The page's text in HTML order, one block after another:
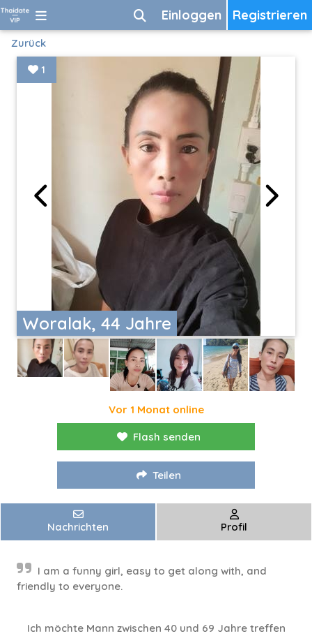
Registrieren
Einloggen
Zurück
Woralak, 44 Jahre
1
Vor 1 Monat online
Flash senden
Teilen
Nachrichten Profil
I am a funny girl, easy to get along with, and
friendly to everyone.
Ich möchte Mann zwischen 40 und 69 Jahre treffen